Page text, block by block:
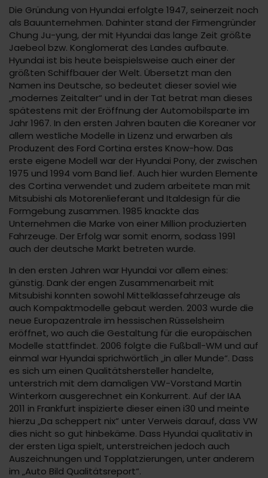
Die Gründung von Hyundai erfolgte 1947, seinerzeit noch
als Bauunternehmen. Dahinter stand der Firmengründer
Chung Ju-yung, der mit Hyundai das lange Zeit größte
Jaebeol bzw. Konglomerat des Landes aufbaute.
Hyundai ist bis heute beispielsweise auch einer der
größten Schiffbauer der Welt. Übersetzt man den
Namen ins Deutsche, so bedeutet dieser soviel wie
„modernes Zeitalter“ und in der Tat betrat man dieses
spätestens mit der Eröffnung der Automobilsparte im
Jahr 1967. In den ersten Jahren bauten die Koreaner vor
allem westliche Modelle in Lizenz und erwarben als
Produzent des Ford Cortina erstes Know-how. Das
erste eigene Modell war der Hyundai Pony, der zwischen
1975 und 1994 vom Band lief. Auch hier wurden Elemente
des Cortina verwendet und zudem arbeitete man mit
Mitsubishi als Motorenlieferant und Italdesign für die
Formgebung zusammen. 1985 knackte das
Unternehmen die Marke von einer Million produzierten
Fahrzeuge. Der Erfolg war somit enorm, sodass 1991
auch der deutsche Markt betreten wurde.
In den ersten Jahren war Hyundai vor allem eines:
günstig. Dank der engen Zusammenarbeit mit
Mitsubishi konnten sowohl Mittelklassefahrzeuge als
auch Kompaktmodelle gebaut werden. 2003 wurde die
neue Europazentrale im hessischen Rüsselsheim
eröffnet, wo auch die Gestaltung für die europäischen
Modelle stattfindet. 2006 folgte die Fußball-WM und auf
einmal war Hyundai sprichwörtlich „in aller Munde“. Dass
es sich um einen Qualitätshersteller handelte,
unterstrich mit dem damaligen VW-Vorstand Martin
Winterkorn ausgerechnet ein Konkurrent. Auf der IAA
2011 in Frankfurt inspizierte dieser einen i30 und meinte
hierzu „Da scheppert nix“ unter Verweis darauf, dass VW
dies nicht so gut hinbekäme. Dass Hyundai qualitativ in
der ersten Liga spielt, unterstreichen jedoch auch
Auszeichnungen und Topplatzierungen, unter anderem
im „Auto Bild Qualitätsreport“.